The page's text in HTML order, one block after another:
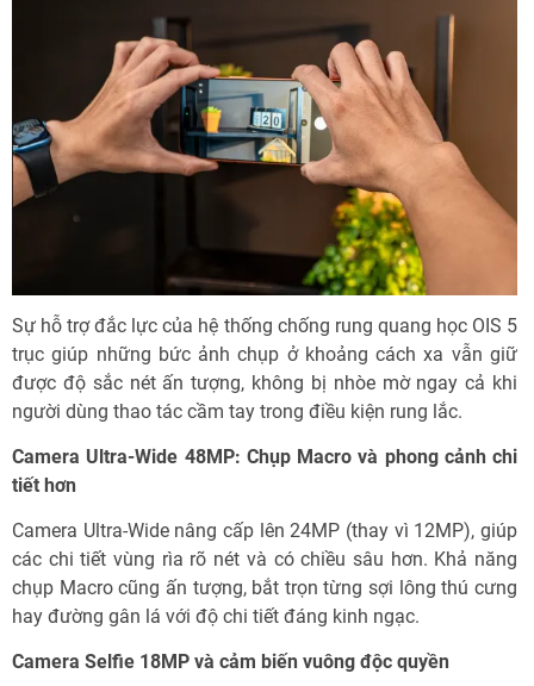
Sự hỗ trợ đắc lực của hệ thống chống rung quang học OIS 5
trục giúp những bức ảnh chụp ở khoảng cách xa vẫn giữ
được độ sắc nét ấn tượng, không bị nhòe mờ ngay cả khi
người dùng thao tác cầm tay trong điều kiện rung lắc.
Camera Ultra-Wide 48MP: Chụp Macro và phong cảnh chi
tiết hơn
Camera Ultra-Wide nâng cấp lên 24MP (thay vì 12MP), giúp
các chi tiết vùng rìa rõ nét và có chiều sâu hơn. Khả năng
chụp Macro cũng ấn tượng, bắt trọn từng sợi lông thú cưng
hay đường gân lá với độ chi tiết đáng kinh ngạc.
Camera Selfie 18MP và cảm biến vuông độc quyền